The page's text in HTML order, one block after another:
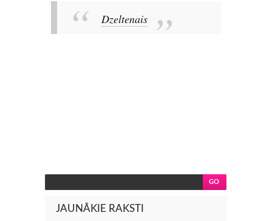
Dzeltenais
JAUNĀKIE RAKSTI